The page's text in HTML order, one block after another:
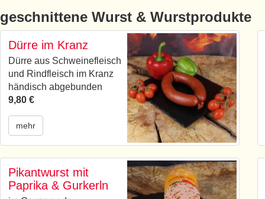
geschnittene Wurst & Wurstprodukte
Dürre im Kranz
Dürre aus Schweinefleisch
und Rindfleisch im Kranz
händisch abgebunden
9,80 €
mehr
Pikantwurst mit
Paprika & Gurkerln